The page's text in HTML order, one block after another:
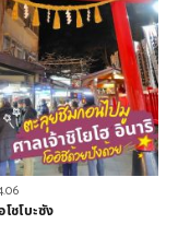
ชโบะซัง